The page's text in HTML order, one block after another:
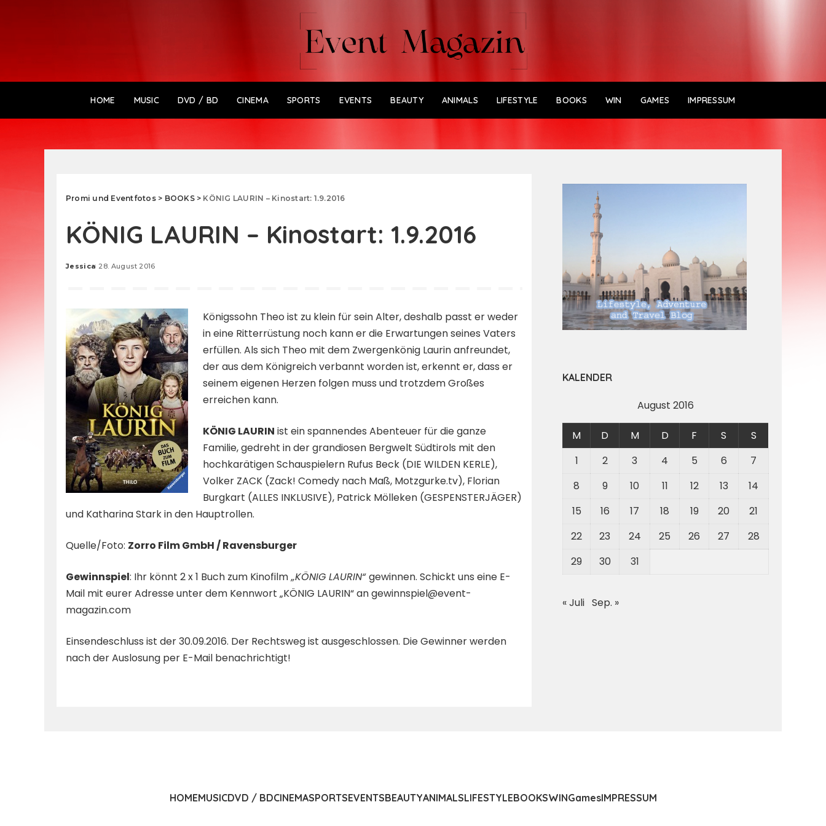
HOME MUSIC DVD / BD CINEMA SPORTS EVENTS BEAUTY ANIMALS LIFESTYLE BOOKS WIN GAMES IMPRESSUM
Promi und Eventfotos> BOOKS> KÖNIG LAURIN – Kinostart: 1.9.2016
KÖNIG LAURIN – Kinostart: 1.9.2016
Posted
Jessica 28. August 2016
Königssohn Theo ist zu klein für sein Alter, deshalb passt er weder
in eine Ritterrüstung noch kann er die Erwartungen seines Vaters
erfüllen. Als sich Theo mit dem Zwergenkönig Laurin anfreundet,
der aus dem Königreich verbannt worden ist, erkennt er, dass er
seinem eigenen Herzen folgen muss und trotzdem Großes
erreichen kann.
KÖNIG LAURIN ist ein spannendes Abenteuer für die ganze
Familie, gedreht in der grandiosen Bergwelt Südtirols mit den
hochkarätigen Schauspielern Rufus Beck (DIE WILDEN KERLE),
Volker ZACK (Zack! Comedy nach Maß, Motzgurke.tv), Florian
Burgkart (ALLES INKLUSIVE), Patrick Mölleken (GESPENSTERJÄGER)
und Katharina Stark in den Hauptrollen.
Quelle/Foto: Zorro Film GmbH / Ravensburger
Gewinnspiel: Ihr könnt 2 x 1 Buch zum Kinofilm„KÖNIG LAURIN“gewinnen. Schickt uns eine E-
Mail mit eurer Adresse unter dem Kennwort „KÖNIG LAURIN“ an gewinnspiel@event-
magazin.com
Einsendeschluss ist der 30.09.2016. Der Rechtsweg ist ausgeschlossen. Die Gewinner werden
nach der Auslosung per E-Mail benachrichtigt!
KALENDER
August 2016
M D M D F S
S
1
2 3 4 5 6
7
8
9 10 11 12 13
14
15
16 17 18 19 20
21
22
23 24 25 26 27
28
29
30 31
« Juli Sep. »
HOMEMUSICDVD / BDCINEMASPORTSEVENTSBEAUTYANIMALSLIFESTYLEBOOKSWINGamesIMPRESSUM